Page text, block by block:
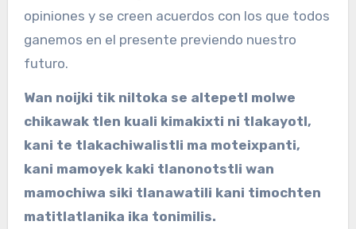
opiniones y se creen acuerdos con los que todos
ganemos en el presente previendo nuestro
futuro.
Wan noijki tik niltoka se altepetl molwe
chikawak tlen kuali kimakixti ni tlakayotl,
kani te tlakachiwalistli ma moteixpanti,
kani mamoyek kaki tlanonotstli wan
mamochiwa siki tlanawatili kani timochten
matitlatlanika ika tonimilis.